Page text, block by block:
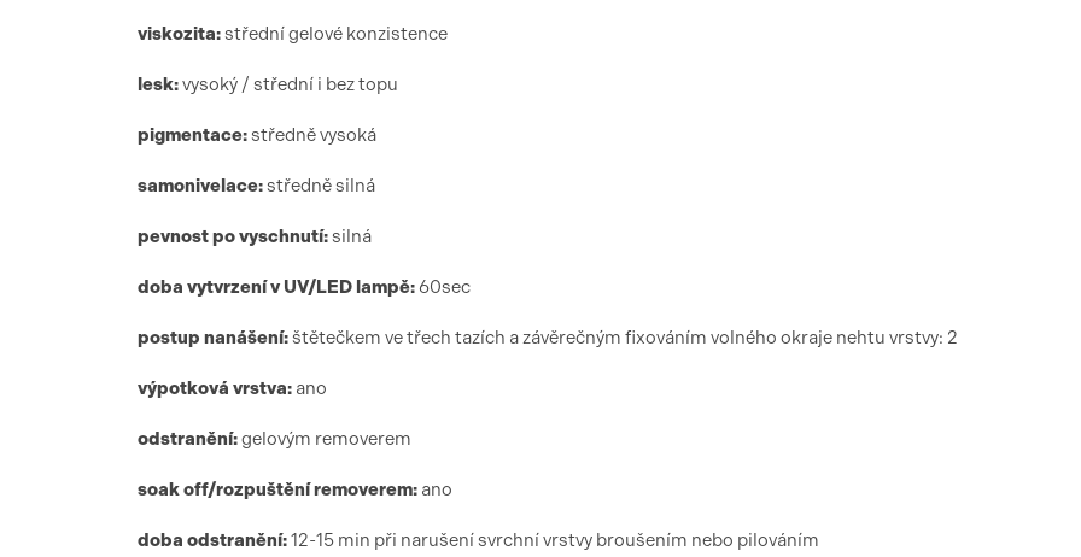
viskozita:střední gelové konzistence
lesk:vysoký / střední i bez topu
pigmentace:středně vysoká
samonivelace:středně silná
pevnost po vyschnutí:silná
doba vytvrzenív UV/LED lampě:60sec
postup nanášení:štětečkem ve třech tazích a závěrečným fixováním volného okraje nehtu vrstvy: 2
výpotková vrstva: ano
odstranění:gelovým removerem
soak off/rozpuštění removerem: ano
doba odstranění:12-15 min při narušení svrchní vrstvy broušením nebo pilováním